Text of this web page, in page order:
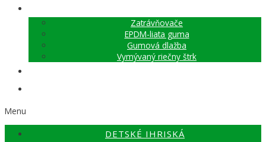
Zatrávňovače
EPDM-liata guma
Gumová dlažba
Vymývaný riečny štrk
Menu
DETSKÉ IHRISKÁ